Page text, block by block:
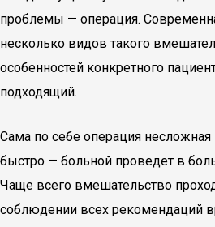
проблемы — операция.
несколько видов такого
особенностей конкретного
подходящий.
Сама по себе операция
быстро — больной проведет в
Чаще всего вмешательство
соблюдении всех рекомендаций